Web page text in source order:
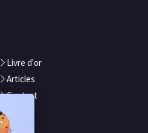
Livre d'or
Articles
Contact